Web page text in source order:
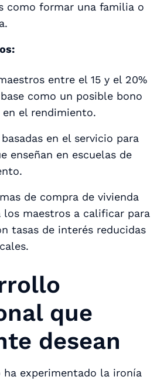
como formar una familia o
entre el 15 y el 20%
como un posible bono
en el rendimiento.
en el servicio para
enseñan en escuelas de
de compra de vivienda
los maestros a calificar para
tasas de interés reducidas
que
desean
ha experimentado la ironía